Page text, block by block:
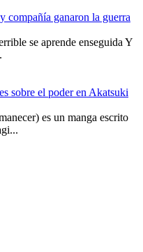
compañía ganaron la guerra
se aprende enseguida Y
sobre el poder en Akatsuki
es un manga escrito